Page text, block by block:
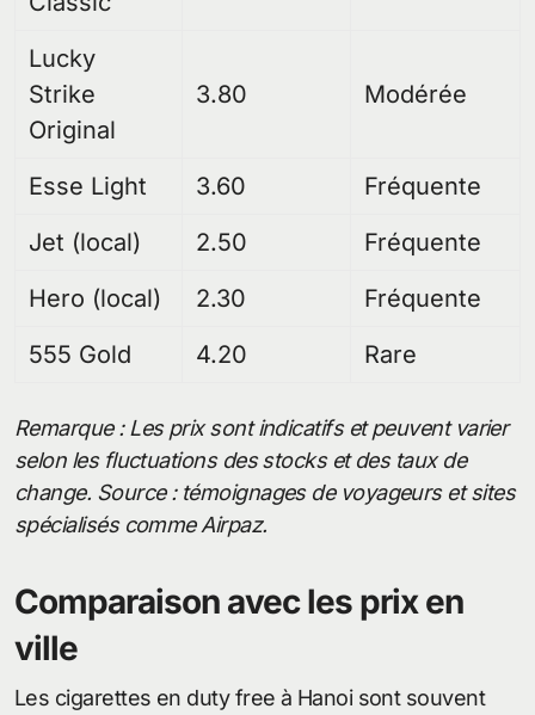
Lucky
Strike
Original
3.80 Modérée
Esse Light 3.60
Fréquente
Jet (local)
2.50
Fréquente
Hero (local)
2.30
Fréquente
555 Gold
4.20 Rare
Remarque : Les prix sont indicatifs et peuvent varier
selon les fluctuations des stocks et des taux de
change. Source : témoignages de voyageurs et sites
spécialisés comme Airpaz.
Comparaison avec les prix en
ville
Les cigarettes en duty free à Hanoi sont souvent